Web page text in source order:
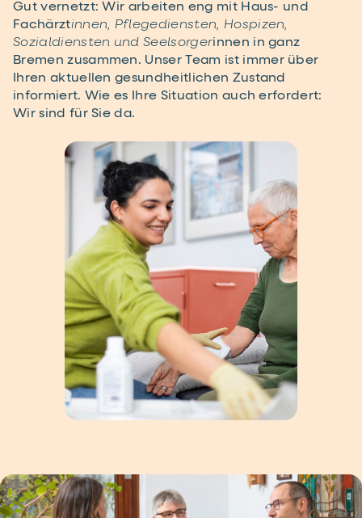
Gut vernetzt: Wir arbeiten eng mit Haus- und
Fachärztinnen, Pflegediensten, Hospizen,
Sozialdiensten und Seel­sorgerinnen in ganz
Bremen zusammen. Unser Team ist immer über
Ihren aktuellen gesundheitlichen Zustand
informiert. Wie es Ihre Situation auch erfordert:
Wir sind für Sie da.